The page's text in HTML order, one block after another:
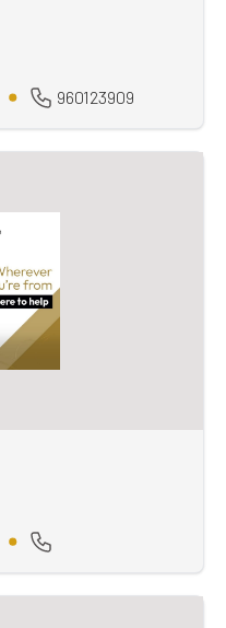
960123909